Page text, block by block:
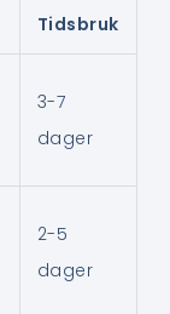
Tidsbruk
3-7
dager
2-5
dager